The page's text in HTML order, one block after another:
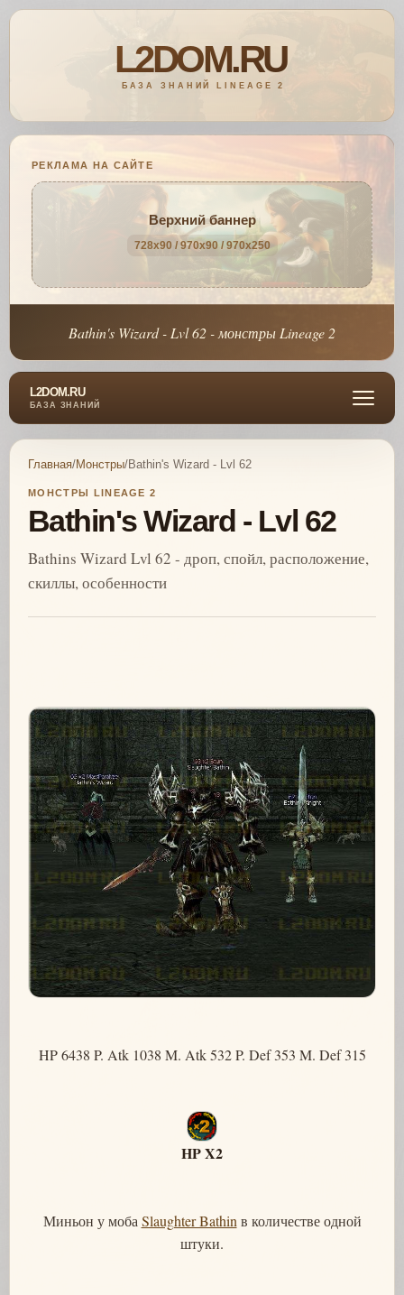
РЕКЛАМА НА САЙТЕ
Верхний баннер
728x90 / 970x90 / 970x250
Bathin's Wizard - Lvl 62 - монстры Lineage 2
L2DOM.RU
БАЗА ЗНАНИЙ
Главная/Монстры/Bathin's Wizard - Lvl 62
МОНСТРЫ LINEAGE 2
Bathin's Wizard - Lvl 62
Bathins Wizard Lvl 62 - дроп, спойл, расположение,
скиллы, особенности
HP 6438 P. Atk 1038 M. Atk 532 P. Def 353 M. Def 315
HP X2
Миньон у моба Slaughter Bathin в количестве одной
штуки.